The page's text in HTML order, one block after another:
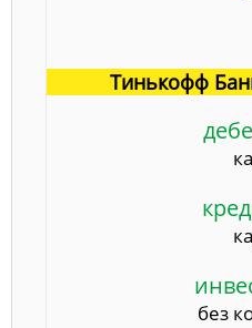
Тинькофф
без